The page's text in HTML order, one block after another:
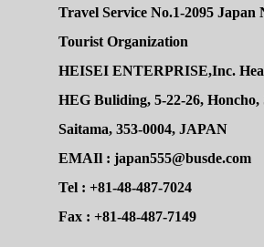
Travel Service No.1-2095 Japan
Tourist Organization
HEISEI ENTERPRISE,Inc.
HEG Buliding, 5-22-26,
Saitama, 353-0004, JAPAN
EMAIl : japan555@busde.com
Tel : +81-48-487-7024
Fax : +81-48-487-7149